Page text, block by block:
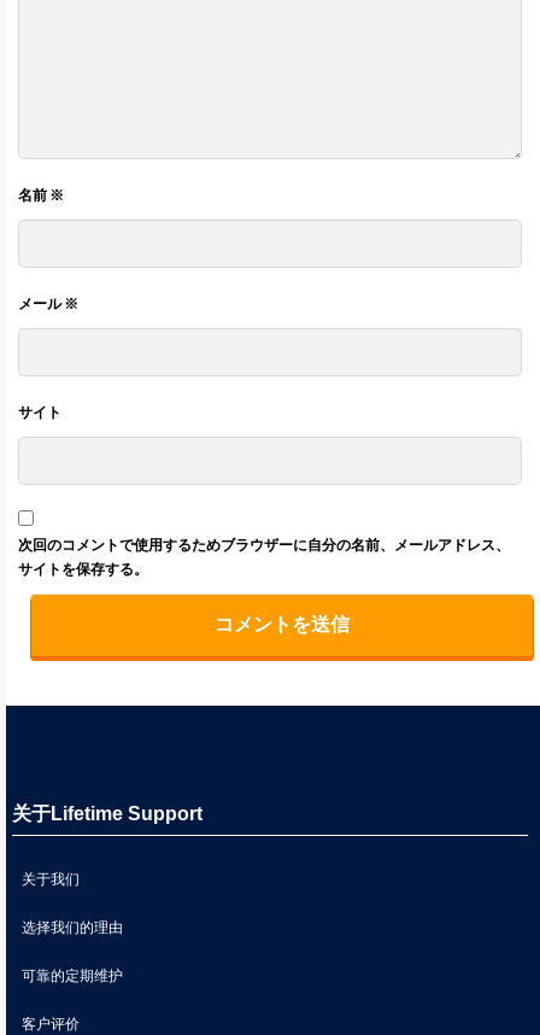
名前 ※
メール※
サイト
次回のコメントで使用するためブラウザーに自分の名前、メールアドレス、
サイトを保存する。
关于Lifetime Support
关于我们
选择我们的理由
可靠的定期维护
客户评价